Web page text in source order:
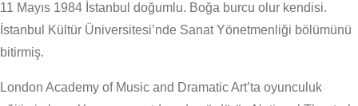
11 Mayıs 1984 İstanbul doğumlu. Boğa burcu olur kendisi.
İstanbul Kültür Üniversitesi’nde Sanat Yönetmenliği bölümünü
bitirmiş.
London Academy of Music and Dramatic Art’ta oyunculuk